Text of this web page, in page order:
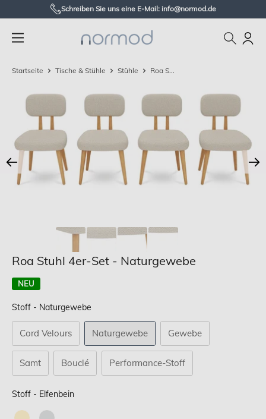
springen
Schreiben Sie uns eine E-Mail: info@normod.de
Normod
Startseite Tische & Stühle Stühle Roa S...
Roa Stuhl 4er-Set - Naturgewebe
NEU
Stoff - Naturgewebe
Cord Velours Naturgewebe Gewebe
Samt Bouclé Performance-Stoff
Stoff
Stoff - Elfenbein